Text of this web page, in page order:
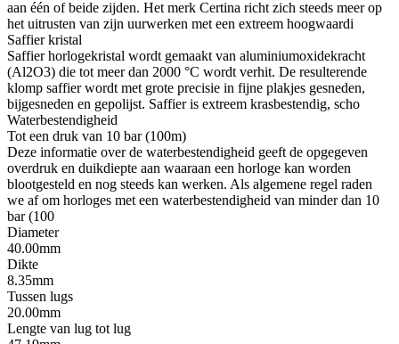
aan één of beide zijden. Het merk Certina richt zich steeds meer op
het uitrusten van zijn uurwerken met een extreem hoogwaardi
Saffier kristal
Saffier horlogekristal wordt gemaakt van aluminiumoxidekracht
(Al2O3) die tot meer dan 2000 °C wordt verhit. De resulterende
klomp saffier wordt met grote precisie in fijne plakjes gesneden,
bijgesneden en gepolijst. Saffier is extreem krasbestendig, scho
Waterbestendigheid
Tot een druk van 10 bar (100m)
Deze informatie over de waterbestendigheid geeft de opgegeven
overdruk en duikdiepte aan waaraan een horloge kan worden
blootgesteld en nog steeds kan werken. Als algemene regel raden
we af om horloges met een waterbestendigheid van minder dan 10
bar (100
Diameter
40.00mm
Dikte
8.35mm
Tussen lugs
20.00mm
Lengte van lug tot lug